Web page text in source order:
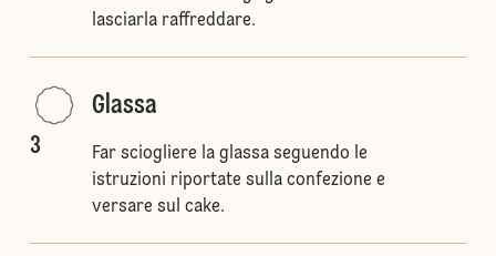
lasciarla raffreddare.
3
Glassa
Far sciogliere la glassa seguendo le
istruzioni riportate sulla confezione e
versare sul cake.